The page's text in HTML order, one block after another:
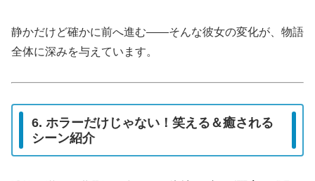
静かだけど確かに前へ進む――そんな彼女の変化が、物語
全体に深みを与えています。
6. ホラーだけじゃない！笑える＆癒される
シーン紹介